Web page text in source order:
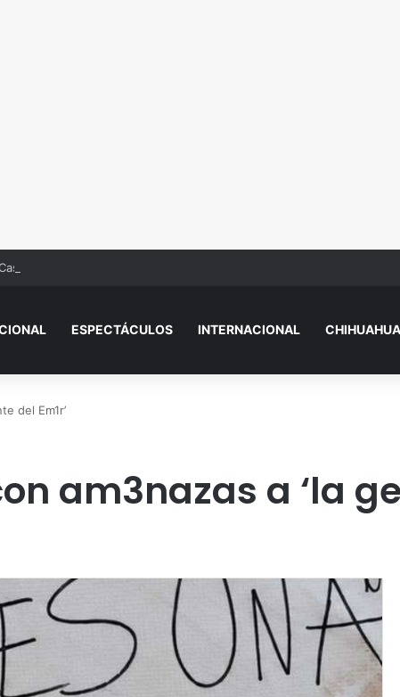
del Bienestar, esto es lo que tienes que hacer
ESPECTÁCULOS INTERNACIONAL CHIHUAHUA
del Em1r’
am3nazas a ‘la